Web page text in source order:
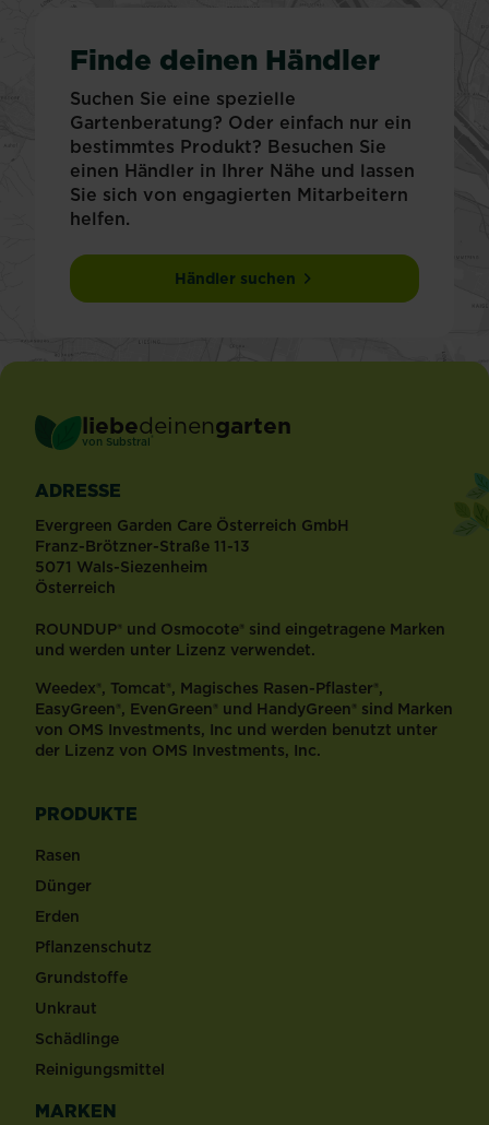
Finde deinen Händler
Suchen Sie eine spezielle
Gartenberatung? Oder einfach nur ein
bestimmtes Produkt? Besuchen Sie
einen Händler in Ihrer Nähe und lassen
Sie sich von engagierten Mitarbeitern
helfen.
Händler suchen
liebedeinengarten
von Substral ®
ADRESSE
Evergreen Garden Care Österreich GmbH
Franz-Brötzner-Straße 11-13
5071 Wals-Siezenheim
Österreich
ROUNDUP® und Osmocote® sind eingetragene Marken
und werden unter Lizenz verwendet.
Weedex®, Tomcat®, Magisches Rasen-Pflaster®,
EasyGreen®, EvenGreen® und HandyGreen® sind Marken
von OMS Investments, Inc und werden benutzt unter
der Lizenz von OMS Investments, Inc.
PRODUKTE
Rasen
Dünger
Erden
Pflanzenschutz
Grundstoffe
Unkraut
Schädlinge
Reinigungsmittel
MARKEN